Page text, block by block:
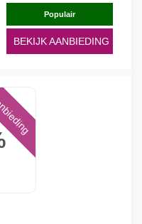
Populair
BEKIJK AANBIEDING